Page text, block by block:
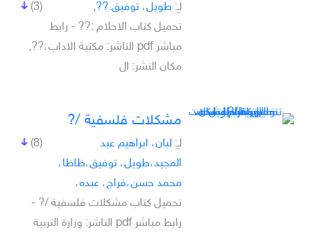
(3) لـِ: طويل، توفيق.??,
تحميل كتاب الاحلام :?? - رابط
مباشر pdf الناشر: مكتبة الاداب،??,
مكان النشر: ال
مشكلات فلسفية /?
(8) لـِ: لبان، ابراهيم عبد
المجيد،طويل، توفيق،ظاظا،
محمد حسن،فراج، عبده،
تحميل كتاب مشكلات فلسفية /? -
رابط مباشر pdf الناشر: وزارة التربية